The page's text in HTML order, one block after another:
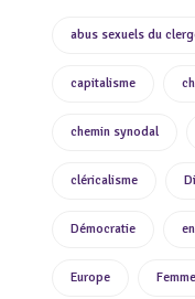
abus sexuels du
capitalisme
chemin synodal
cléricalisme
Démocratie
Europe